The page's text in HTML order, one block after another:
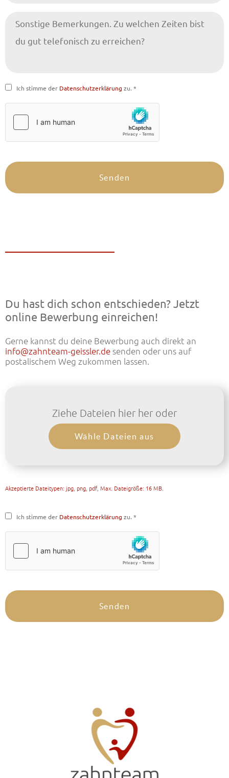
Ich stimme der Datenschutzerklärung zu. *
Du hast dich schon entschieden? Jetzt
online Bewerbung einreichen!
Gerne kannst du deine Bewerbung auch direkt an
info@zahnteam-geissler.de senden oder uns auf
postalischem Weg zukommen lassen.
Ziehe Dateien hier her oder
Wähle Dateien aus
Akzeptierte Dateitypen: jpg, png, pdf, Max. Dateigröße: 16 MB.
Ich stimme der Datenschutzerklärung zu. *